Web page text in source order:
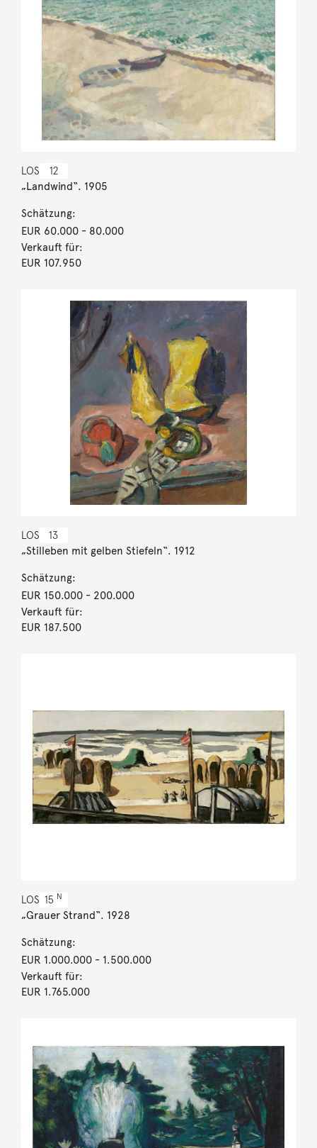
LOS 12
„Landwind“. 1905
Schätzung:
EUR 60.000- 80.000
Verkauft für:
EUR 107.950
LOS 13
„Stilleben mit gelben Stiefeln“. 1912
Schätzung:
EUR 150.000- 200.000
Verkauft für:
EUR 187.500
LOS 15 N
„Grauer Strand“. 1928
Schätzung:
EUR 1.000.000- 1.500.000
Verkauft für:
EUR 1.765.000